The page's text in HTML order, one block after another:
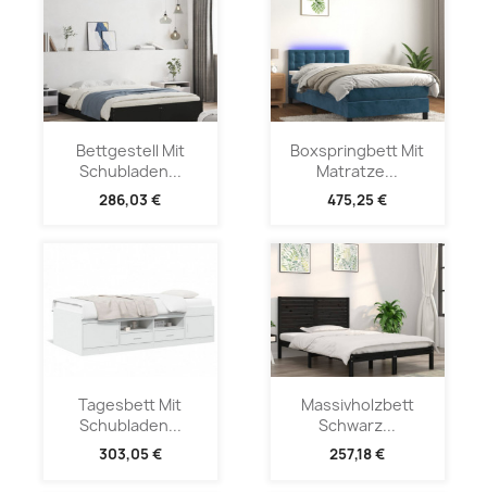
Bettgestell Mit
Schubladen...
286,03 €
Boxspringbett Mit
Matratze...
475,25 €
Tagesbett Mit
Schubladen...
303,05 €
Massivholzbett
Schwarz...
257,18 €